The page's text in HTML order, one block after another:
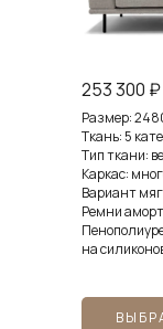
253 300 ₽
Размер:
Ткань: 5
Тип ткани:
Каркас:
Вариант
Ремни
на